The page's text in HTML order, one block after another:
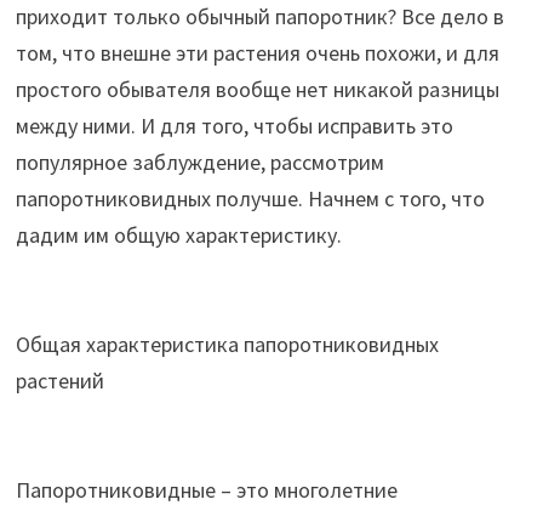
приходит только обычный папоротник? Все дело в
том, что внешне эти растения очень похожи, и для
простого обывателя вообще нет никакой разницы
между ними. И для того, чтобы исправить это
популярное заблуждение, рассмотрим
папоротниковидных получше. Начнем с того, что
дадим им общую характеристику.
Общая характеристика папоротниковидных
растений
Папоротниковидные – это многолетние